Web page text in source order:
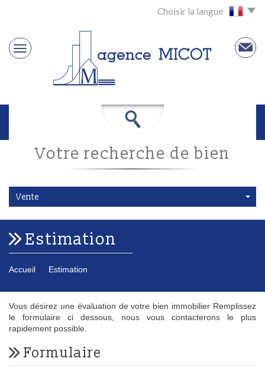
Choisir la langue
votre recherche de bien
Vente
estimation
Accueil Estimation
Vous désirez une évaluation de votre bien immobilier Remplissez
le formulaire ci dessous, nous vous contacterons le plus
rapidement possible.
formulaire